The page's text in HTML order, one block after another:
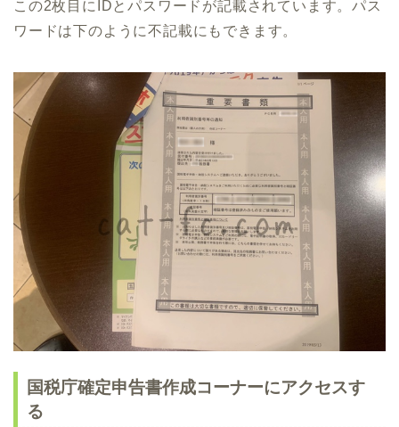
この2枚目にIDとパスワードが記載されています。パス
ワードは下のように不記載にもできます。
国税庁確定申告書作成コーナーにアクセスす
る